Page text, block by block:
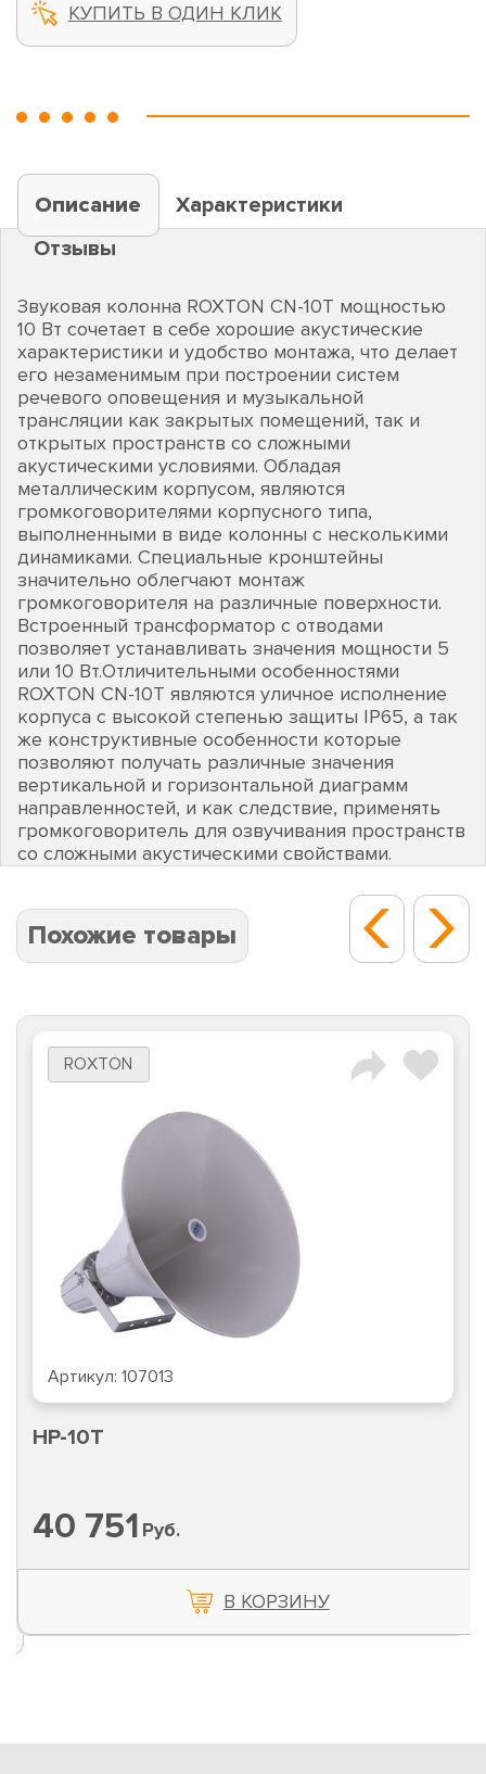
КУПИТЬ В ОДИН КЛИК
Описание
Характеристики
Отзывы
Звуковая колонна ROXTON CN-10T мощностью
10 Вт сочетает в себе хорошие акустические
характеристики и удобство монтажа, что делает
его незаменимым при построении систем
речевого оповещения и музыкальной
трансляции как закрытых помещений, так и
открытых пространств со сложными
акустическими условиями. Обладая
металлическим корпусом, являются
громкоговорителями корпусного типа,
выполненными в виде колонны с несколькими
динамиками. Специальные кронштейны
значительно облегчают монтаж
громкоговорителя на различные поверхности.
Встроенный трансформатор с отводами
позволяет устанавливать значения мощности 5
или 10 Вт.Отличительными особенностями
ROXTON CN-10T являются уличное исполнение
корпуса с высокой степенью защиты IP65, а так
же конструктивные особенности которые
позволяют получать различные значения
вертикальной и горизонтальной диаграмм
направленностей, и как следствие, применять
громкоговоритель для озвучивания пространств
со сложными акустическими свойствами.
Похожие товары
ROXTON
Артикул: 107013
HP-10T
40 751 Руб.
В КОРЗИНУ